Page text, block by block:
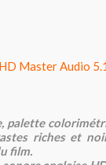
Master Audio
palette
riches et
film.